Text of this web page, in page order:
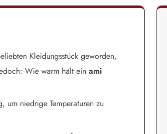
Kleidungsstück geworden,
Wie warm hält ein ami
um niedrige Temperaturen zu